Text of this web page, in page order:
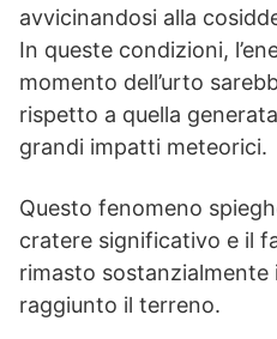
avvicinandosi alla
In queste condizioni,
momento dell’urto
rispetto a quella
grandi impatti meteorici.
Questo fenomeno
cratere significativo e il
rimasto
raggiunto il terreno.